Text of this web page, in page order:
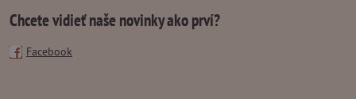
Chcete vidieť naše novinky ako prví?
Facebook